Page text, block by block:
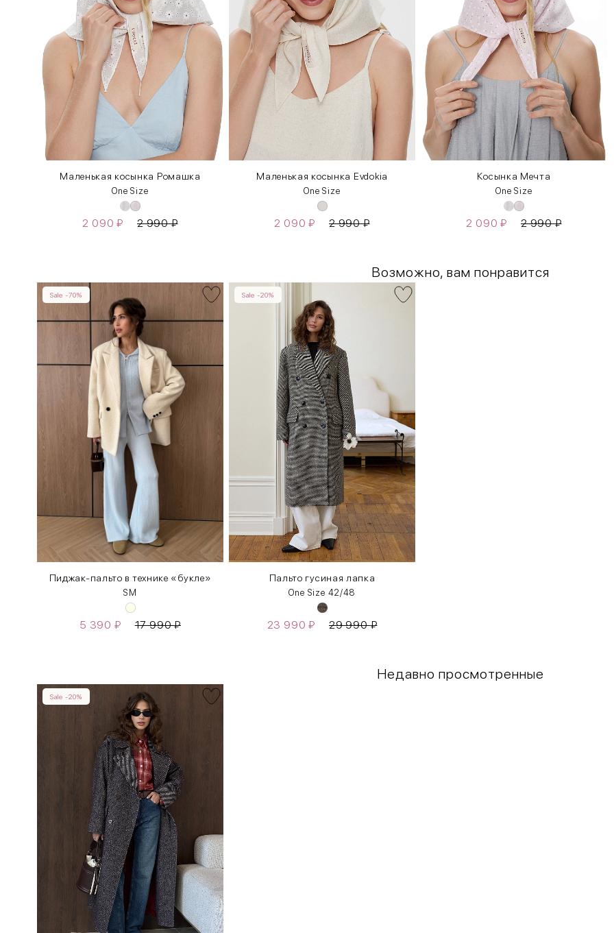
Маленькая косынка Ромашка
One Size
2 090₽ 2 990₽
Маленькая косынка Evdokia
One Size
2 090₽ 2 990₽
Косынка Мечта
One Size
2 090₽ 2 990₽
Возможно, вам понравится
Sale -70%
Пиджак-пальто в технике «букле»
S M
5 390 ₽ 17 990₽
Sale -20%
Пальто гусиная лапка
One Size 42/48
23 990₽ 29 990₽
Недавно просмотренные
Sale -20%
42-44
46-48
48-50
42-50